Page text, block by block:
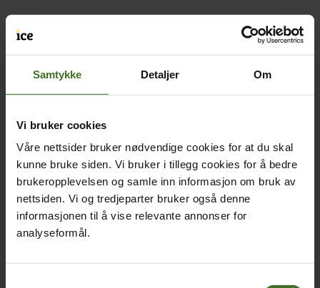
Samtykke Detaljer Om
Vi bruker cookies
Våre nettsider bruker nødvendige cookies for at du skal
kunne bruke siden. Vi bruker i tillegg cookies for å bedre
brukeropplevelsen og samle inn informasjon om bruk av
nettsiden. Vi og tredjeparter bruker også denne
informasjonen til å vise relevante annonser for
analyseformål.